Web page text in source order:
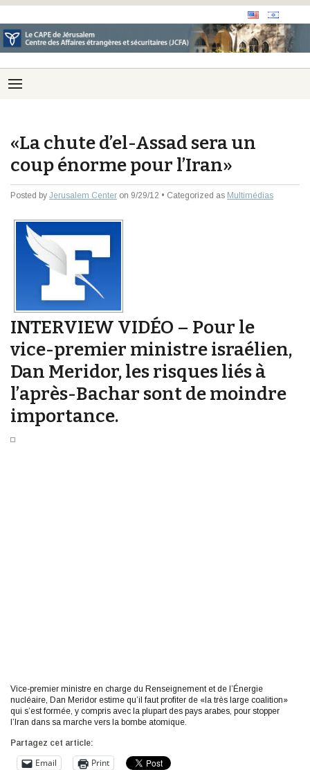
«La chute d’el-Assad sera un
coup énorme pour l’Iran»
Posted by Jerusalem Center on 9/29/12 • Categorized as Multimédias
INTERVIEW VIDÉO – Pour le
vice-premier ministre israélien,
Dan Meridor, les risques liés à
l’après-Bachar sont de moindre
importance.
Vice-premier ministre en charge du Renseignement et de l’Énergie
nucléaire, Dan Meridor estime qu’il faut profiter de «la très large coalition»
qui s’est formée, y compris avec la plupart des pays arabes, pour stopper
l’Iran dans sa marche vers la bombe atomique.
Partagez cet article:
Email Print